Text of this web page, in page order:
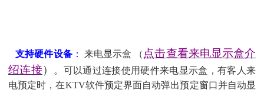
支持硬件设备： 来电显示盒 （ 点击查看来电显示盒介
绍连接）
。可以通过连接使用硬件来电显示盒，有客人来
电预定时，在KTV软件预定界面自动弹出预定窗口并自动显